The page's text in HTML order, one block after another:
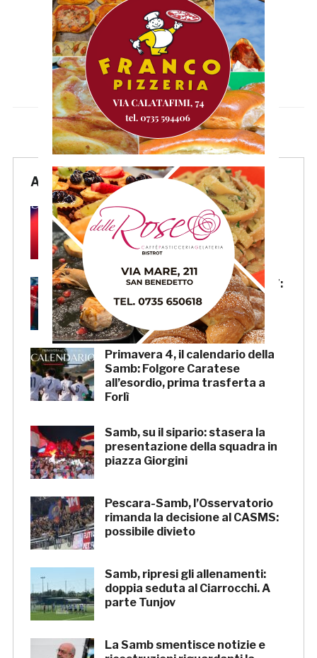
Articoli Recenti
Samb, Lorenzo Sgarbi è
ufficiale: l’attaccante arriva in
prestito dal Napoli
Samb, la maglia Home 2026/27:
«Il sale sulla pelle, l’ardore negli
occhi»
Primavera 4, il calendario della
Samb: Folgore Caratese
all’esordio, prima trasferta a
Forlì
Samb, su il sipario: stasera la
presentazione della squadra in
piazza Giorgini
Pescara-Samb, l’Osservatorio
rimanda la decisione al CASMS:
possibile divieto
Samb, ripresi gli allenamenti:
doppia seduta al Ciarrocchi. A
parte Tunjov
La Samb smentisce notizie e